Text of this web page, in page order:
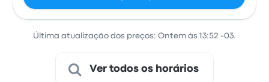
Última atualização dos preços: Ontem às 13:52 -03.
Ver todos os horários